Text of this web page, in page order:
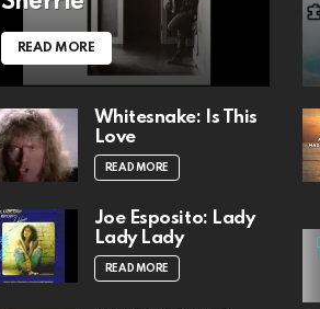
READ MORE
Whitesnake: Is This
Love
READ MORE
Joe Esposito: Lady
Lady Lady
READ MORE